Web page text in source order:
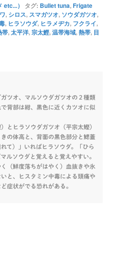
etc...） タグ: Bullet tuna,Frigate
, シロス, スマガツオ, ソウダガツオ,
, ヒラソウダ, ヒラメヂカ, フクライ,
帯,太平洋,宗太鰹,温帯海域,熱帯, 目
ツオ、マルソウダガツオの２種類
背部は紺、黒色に近くカツオに似
とヒラソウダガツオ（平宗太鰹）
の体高と、背面の黒色部分と鰓蓋
て）」いればヒラソウダ。「ひら
ルソウダと覚えると覚えやすい。
（鮮度落ちがはやく）血抜きや氷
と、ヒスタミン中毒による頭痛や
症状がでる恐れがある。